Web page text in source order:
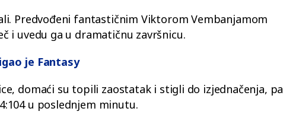
Predvođeni fantastičnim Viktorom Vembanjamom
i uvedu ga u dramatičnu završnicu.
je Fantasy
domaći su topili zaostatak i stigli do izjednačenja, pa
u poslednjem minutu.